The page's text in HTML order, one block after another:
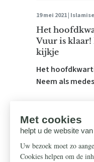
19 mei 2021 |
Het
Vuur is klaar!
kijkje
Het
Neem als